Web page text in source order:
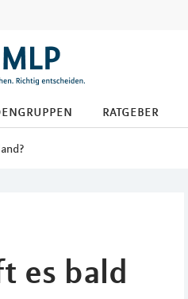
ratgeber
es bald